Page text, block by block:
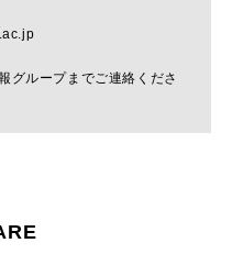
グループまでご連絡くださ